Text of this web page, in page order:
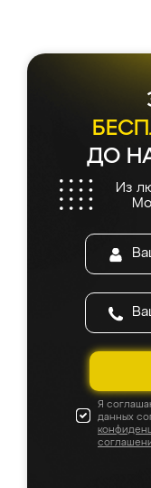
ДО
Из
Я
данных